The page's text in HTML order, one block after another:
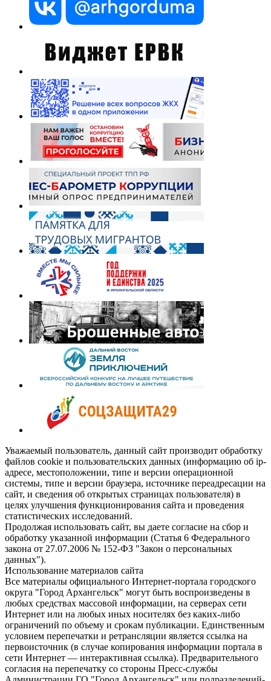
Уважаемый пользователь, данный сайт производит обработку
файлов cookie и пользовательских данных (информацию об ip-
адресе, местоположении, типе и версии операционной
системы, типе и версии браузера, источнике переадресации на
сайт, и сведения об открытых страницах пользователя) в
целях улучшения функционирования сайта и проведения
статистических исследований.
Продолжая использовать сайт, вы даете согласие на сбор и
обработку указанной информации (Статья 6 Федерального
закона от 27.07.2006 № 152-ФЗ "Закон о персональных
данных").
Использование материалов сайта
Все материалы официального Интернет-портала городского
округа "Город Архангельск" могут быть воспроизведены в
любых средствах массовой информации, на серверах сети
Интернет или на любых иных носителях без каких-либо
ограничений по объему и срокам публикации. Единственным
условием перепечатки и ретрансляции является ссылка на
первоисточник (в случае копирования информации портала в
сети Интернет — интерактивная ссылка). Предварительного
согласия на перепечатку со стороны Пресс-службы